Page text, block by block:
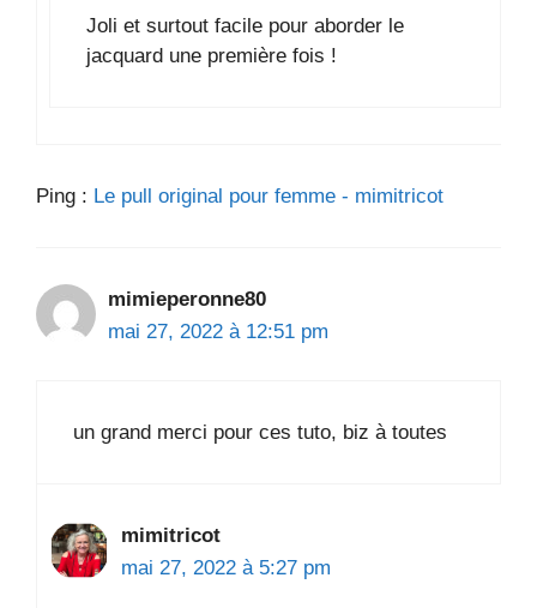
Joli et surtout facile pour aborder le
jacquard une première fois !
Ping : Le pull original pour femme - mimitricot
mimieperonne80
mai 27, 2022 à 12:51 pm
un grand merci pour ces tuto, biz à toutes
mimitricot
mai 27, 2022 à 5:27 pm